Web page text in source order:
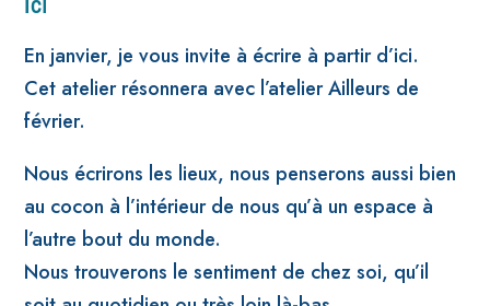
Ici
En janvier, je vous invite à écrire à partir d’ici.
Cet atelier résonnera avec l’atelier Ailleurs de
février.
Nous écrirons les lieux, nous penserons aussi bien
au cocon à l’intérieur de nous qu’à un espace à
l’autre bout du monde.
Nous trouverons le sentiment de chez soi, qu’il